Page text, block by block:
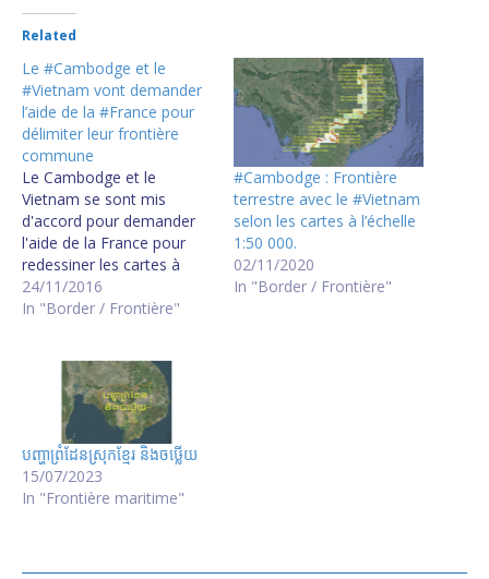
Related
Le #Cambodge et le
#Vietnam vont demander
l’aide de la #France pour
délimiter leur frontière
commune
Le Cambodge et le
Vietnam se sont mis
d'accord pour demander
l'aide de la France pour
redessiner les cartes à
l'échelle 1/50 000 à partir
des cartes à l'échelle
Nguyen Xuan Phuc selon
l'information diffusée par
HUN Sen sur sa…
24/11/2016
In "Border / Frontière"
#Cambodge : Frontière
terrestre avec le #Vietnam
selon les cartes à l’échelle
1:50 000.
02/11/2020
In "Border / Frontière"
បញ្ហាព្រំដែនស្រុកខ្មែរ និងចឞ្លើយ
15/07/2023
In "Frontière maritime"